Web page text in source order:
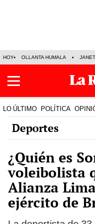
HOY OLLANTA HUMALA
LO ÚLTIMO POLÍTICA
Deportes
¿Quién es
voleibolista
Alianza
ejército de